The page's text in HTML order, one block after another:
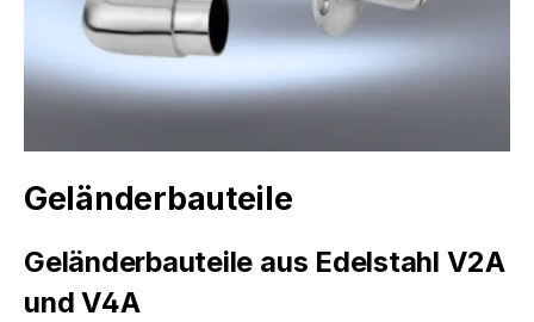
Geländerbauteile
Geländerbauteile aus Edelstahl V2A
und V4A